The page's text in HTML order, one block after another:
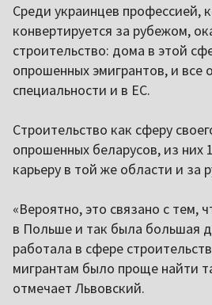
Среди украинцев профессией,
конвертируется за рубежом,
строительство: дома в этой
опрошенных эмигрантов, и все
специальности и в ЕС.
Строительство как сферу
опрошенных беларусов, из них
карьеру в той же области и за
«Вероятно, это связано с тем,
в Польше и так была большая
работала в сфере
мигрантам было проще найти
отмечает Львовский.